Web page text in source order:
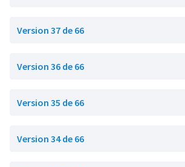
Version 37 de 66
Version 36 de 66
Version 35 de 66
Version 34 de 66